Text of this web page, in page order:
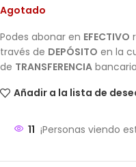
Agotado
Podes abonar en EFECTIVO
través de DEPÓSITO en la
de TRANSFERENCIA
Añadir a la lista de
11 ¡Personas viendo